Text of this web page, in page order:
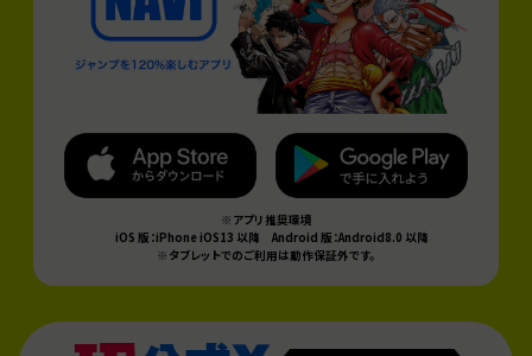
※アプリ推奨環境
iOS 版：iPhone iOS13 以降 Android 版：Android8.0 以降
※タブレットでのご利用は動作保証外です。